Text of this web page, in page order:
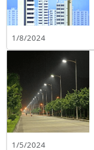
1/8/2024
1/5/2024